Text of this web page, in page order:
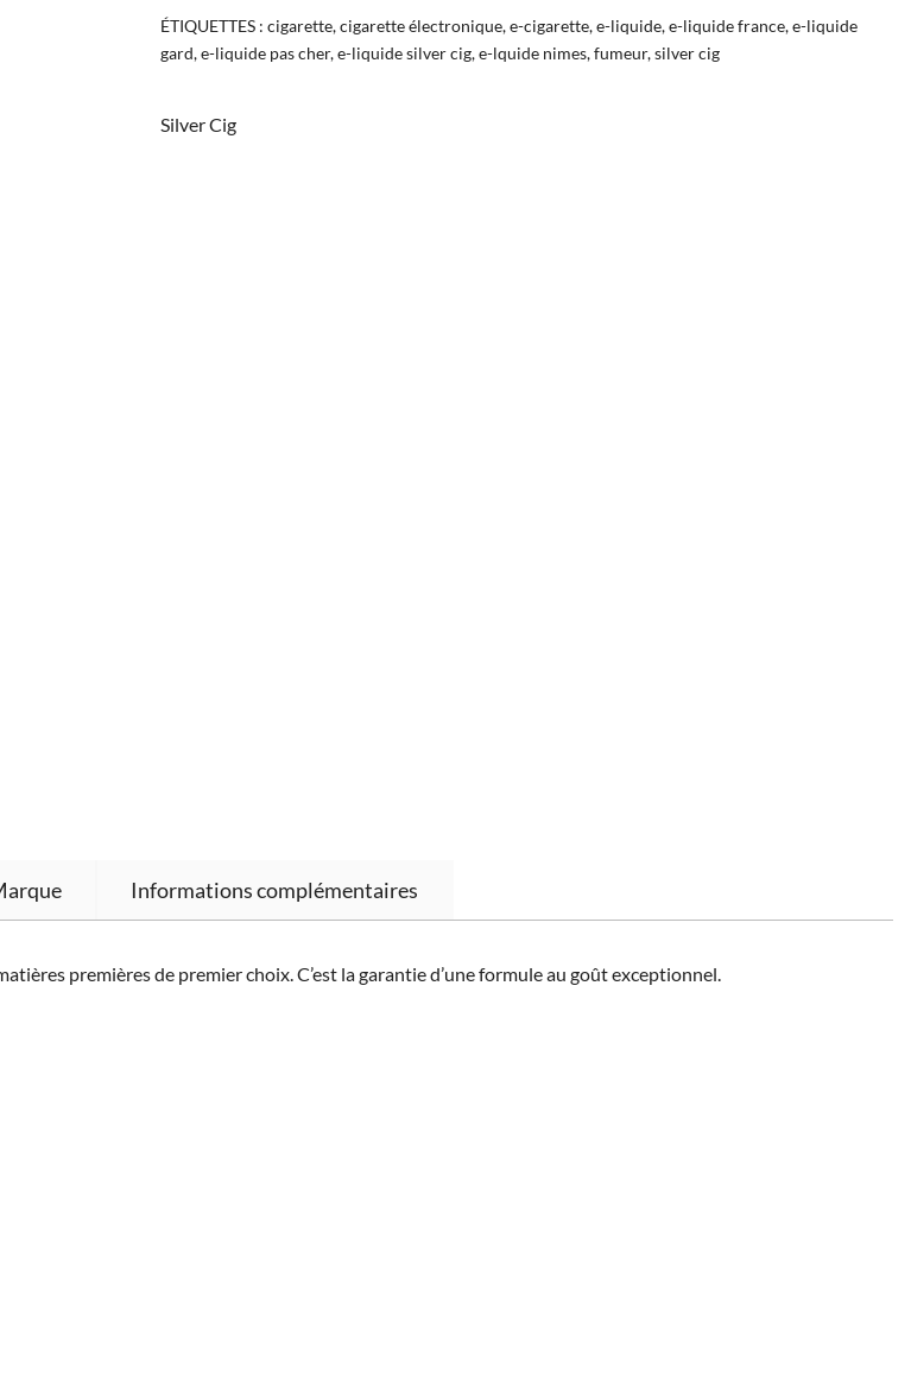
ÉTIQUETTES : cigarette,cigarette électronique,e-cigarette,e-liquide,e-liquide france,e-liquide
gard,e-liquide pas cher,e-liquide silver cig,e-lquide nimes,fumeur,silver cig
Silver Cig
Informations complémentaires
premières de premier choix. C’est la garantie d’une formule au goût exceptionnel.